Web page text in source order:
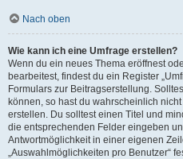
Nach oben
Wie kann ich eine Umfrage erstellen?
Wenn du ein neues Thema eröffnest
bearbeitest, findest du ein Register
Formulars zur Beitragserstellung.
können, so hast du wahrscheinlich
erstellen. Du solltest einen Titel und
die entsprechenden Felder eingeben
Antwortmöglichkeit in einer eigenen
„Auswahlmöglichkeiten pro Benutzer“